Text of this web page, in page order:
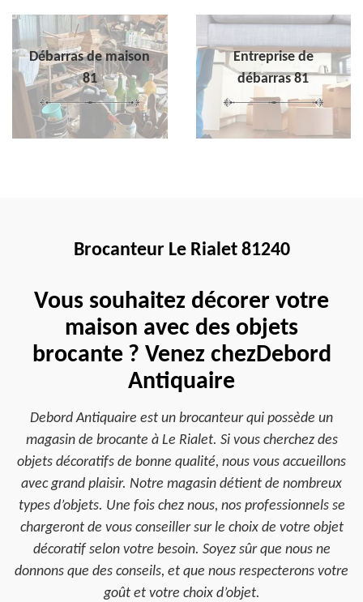
Débarras de maison
81
Entreprise de
débarras 81
Brocanteur Le Rialet 81240
Vous souhaitez décorer votre
maison avec des objets
brocante ? Venez chezDebord
Antiquaire
Debord Antiquaire est un brocanteur qui possède un
magasin de brocante à Le Rialet. Si vous cherchez des
objets décoratifs de bonne qualité, nous vous accueillons
avec grand plaisir. Notre magasin détient de nombreux
types d’objets. Une fois chez nous, nos professionnels se
chargeront de vous conseiller sur le choix de votre objet
décoratif selon votre besoin. Soyez sûr que nous ne
donnons que des conseils, et que nous respecterons votre
goût et votre choix d’objet.